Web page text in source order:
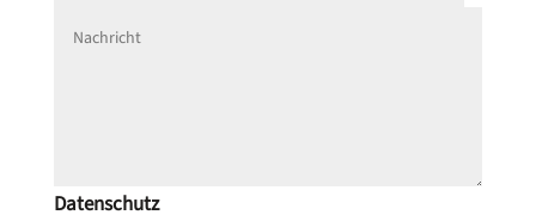
Datenschutz